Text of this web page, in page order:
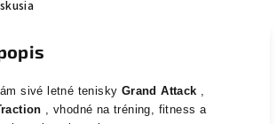
sivé letné tenisky Grand Attack ,
, vhodné na tréning, fitness a